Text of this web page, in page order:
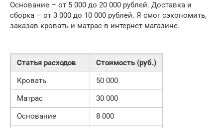
Основание – от 5 000 до 20 000 рублей. Доставка и
сборка – от 3 000 до 10 000 рублей. Я смог сэкономить,
заказав кровать и матрас в интернет-магазине.
Статья расходов
Стоимость (руб.)
Кровать
50 000
Матрас
30 000
Основание
8 000